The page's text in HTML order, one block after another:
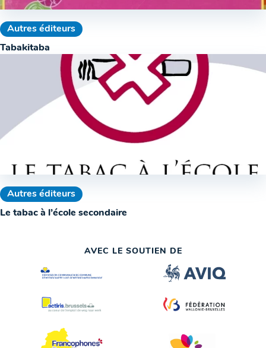
Autres éditeurs
Tabakitaba
Autres éditeurs
Le tabac à l’école secondaire
AVEC LE SOUTIEN DE